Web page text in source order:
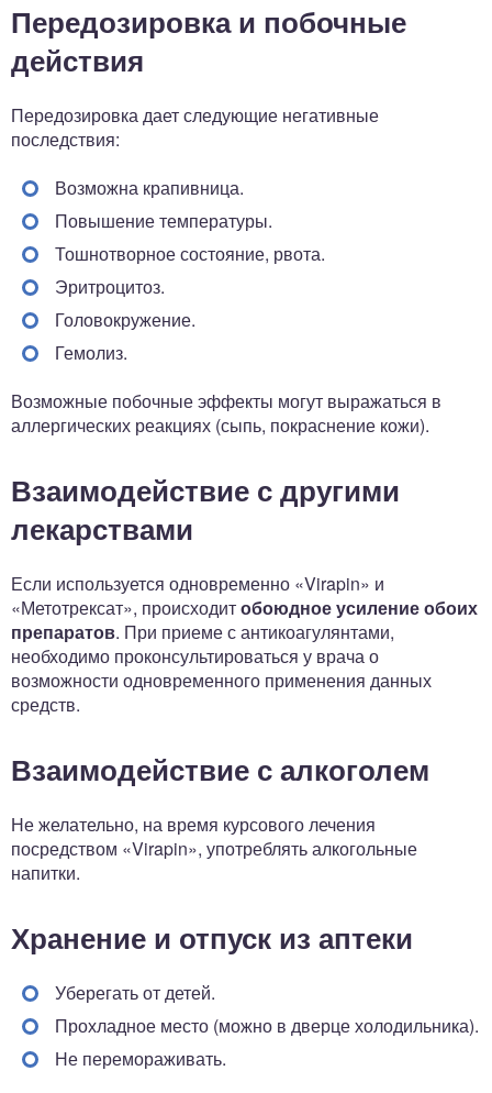
Передозировка и побочные
действия
Передозировка дает следующие негативные
последствия:
Возможна крапивница.
Повышение температуры.
Тошнотворное состояние, рвота.
Эритроцитоз.
Головокружение.
Гемолиз.
Возможные побочные эффекты могут выражаться в
аллергических реакциях (сыпь, покраснение кожи).
Взаимодействие с другими
лекарствами
Если используется одновременно «Virapin» и
«Метотрексат», происходитобоюдное усиление обоих
препаратов. При приеме с антикоагулянтами,
необходимо проконсультироваться у врача о
возможности одновременного применения данных
средств.
Взаимодействие с алкоголем
Не желательно, на время курсового лечения
посредством «Virapin», употреблять алкогольные
напитки.
Хранение и отпуск из аптеки
Уберегать от детей.
Прохладное место (можно в дверце холодильника).
Не перемораживать.